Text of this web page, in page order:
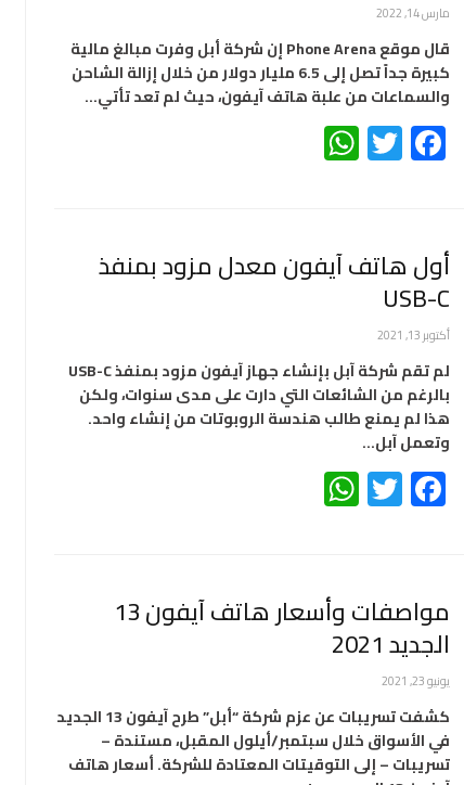
مارس 14, 2022
قال موقع Phone Arena إن شركة أبل وفرت مبالغ مالية
كبيرة جداً تصل إلى 6.5 مليار دولار من خلال إزالة الشاحن
والسماعات من علبة هاتف آيفون، حيث لم تعد تأتي…
Facebook
Twitter
أول هاتف آيفون معدل مزود بمنفذ
USB-C
أكتوبر 13, 2021
لم تقم شركة آبل بإنشاء جهاز آيفون مزود بمنفذ USB-C
بالرغم من الشائعات التي دارت على مدى سنوات، ولكن
هذا لم يمنع طالب هندسة الروبوتات من إنشاء واحد.
وتعمل آبل…
Facebook
Twitter
مواصفات وأسعار هاتف آيفون 13
الجديد 2021
يونيو 23, 2021
كشفت تسريبات عن عزم شركة “أبل” طرح آيفون 13 الجديد
في الأسواق خلال سبتمبر/أيلول المقبل، مستندة –
تسريبات – إلى التوقيتات المعتادة للشركة. أسعار هاتف